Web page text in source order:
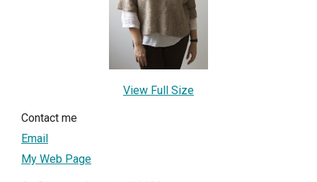
View Full Size
Contact me
Email
My Web Page